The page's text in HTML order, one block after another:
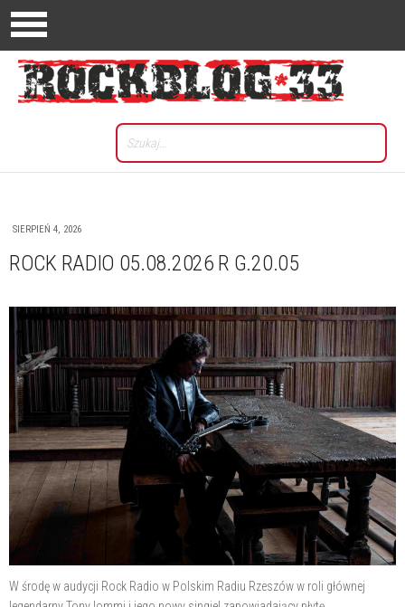
SIERPIEŃ 4, 2026
ROCK RADIO 05.08.2026 R G.20.05
W środę w audycji Rock Radio w Polskim Radiu Rzeszów w roli głównej